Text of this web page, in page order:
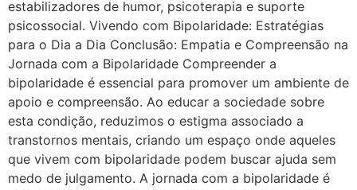
estabilizadores de humor, psicoterapia e suporte
psicossocial. Vivendo com Bipolaridade: Estratégias
para o Dia a Dia Conclusão: Empatia e Compreensão na
Jornada com a Bipolaridade Compreender a
bipolaridade é essencial para promover um ambiente de
apoio e compreensão. Ao educar a sociedade sobre
esta condição, reduzimos o estigma associado a
transtornos mentais, criando um espaço onde aqueles
que vivem com bipolaridade podem buscar ajuda sem
medo de julgamento. A jornada com a bipolaridade é